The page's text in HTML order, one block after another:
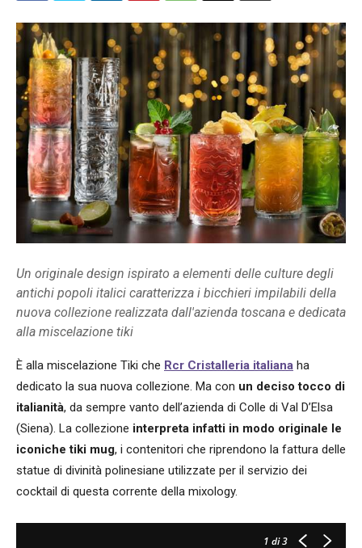
Un originale design ispirato a elementi delle culture degli
antichi popoli italici caratterizza i bicchieri impilabili della
nuova collezione realizzata dall'azienda toscana e dedicata
alla miscelazione tiki
È alla miscelazione Tiki che Rcr Cristalleria italiana ha
dedicato la sua nuova collezione. Ma con un deciso tocco di
italianità, da sempre vanto dell’azienda di Colle di Val D’Elsa
(Siena). La collezione interpreta infatti in modo originale le
iconiche tiki mug, i contenitori che riprendono la fattura delle
statue di divinità polinesiane utilizzate per il servizio dei
cocktail di questa corrente della mixology.
1 di 3